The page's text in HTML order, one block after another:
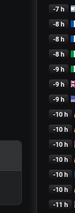
-7 h
-8 h
-8 h
-8 h
-9 h
-9 h
-9 h
-10 h
-10 h
-10 h
-10 h
-10 h
-10 h
-11 h